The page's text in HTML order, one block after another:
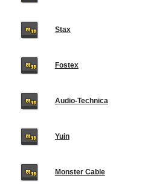
Stax
Fostex
Audio-Technica
Yuin
Monster Cable